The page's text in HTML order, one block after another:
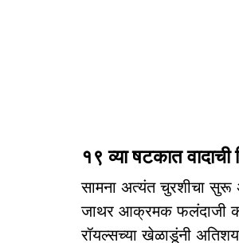
१९ व्या षटकात वादाची
सामना अत्यंत चुरशीचा सुरू
जाथर आक्रमक फलंदाजी
रॉयल्सच्या खेळाडूंनी